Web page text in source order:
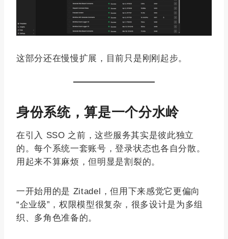
这部分还在慢慢扩展，目前只是刚刚起步。
身份系统，算是一个分水岭
在引入 SSO 之前，这些服务其实是彼此独立
的。每个系统一套账号，登录状态也各自分散。
用起来不算麻烦，但明显是割裂的。
一开始用的是 Zitadel，但用下来感觉它更偏向
“企业级”，权限模型很复杂，很多设计是为多组
织、多角色准备的。